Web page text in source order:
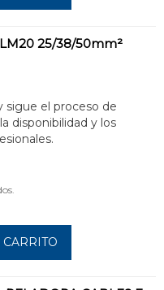
25/38/50mm²
sigue el proceso de
disponibilidad y los